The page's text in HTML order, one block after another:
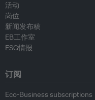
活动
岗位
新闻发布稿
EB工作室
ESG情报
订阅
Eco-Business subscriptions